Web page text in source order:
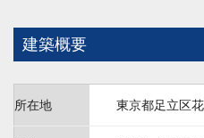
建築概要
所在地 東京都足立区